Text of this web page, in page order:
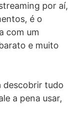
por aí,
é o
com um
e muito
descobrir tudo
a pena usar,